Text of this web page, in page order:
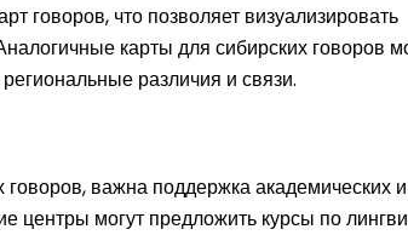
говоров, что позволяет визуализировать
карты для сибирских говоров
различия и связи.
говоров, важна поддержка академических и
центры могут предложить курсы по